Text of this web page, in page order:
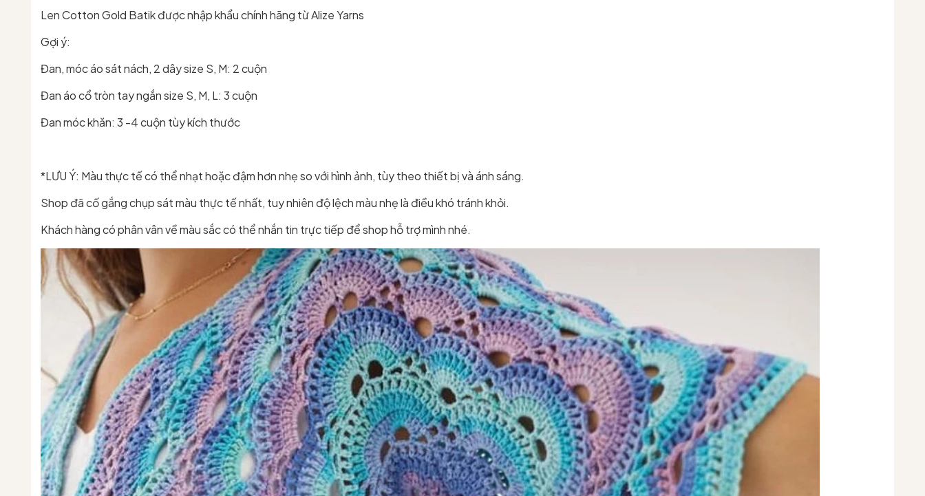
Len Cotton Gold Batik được nhập khẩu chính hãng từ Alize Yarns
Gợi ý:
Đan, móc áo sát nách, 2 dây size S, M: 2 cuộn
Đan áo cổ tròn tay ngắn size S, M, L: 3 cuộn
Đan móc khăn: 3 -4 cuộn tùy kích thước
*LƯU Ý: Màu thực tế có thể nhạt hoặc đậm hơn nhẹ so với hình ảnh, tùy theo thiết bị và ánh sáng.
Shop đã cố gắng chụp sát màu thực tế nhất, tuy nhiên độ lệch màu nhẹ là điều khó tránh khỏi.
Khách hàng có phân vân về màu sắc có thể nhắn tin trực tiếp để shop hỗ trợ mình nhé.